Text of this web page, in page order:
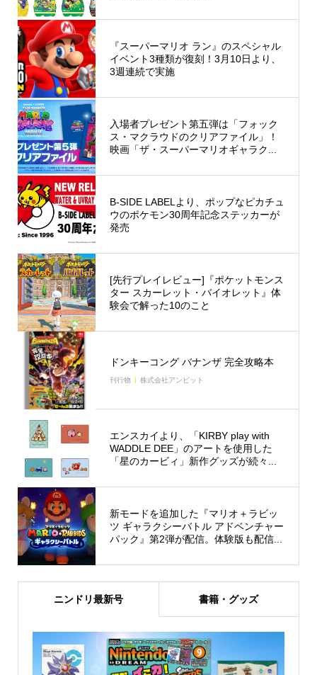
『スーパーマリオ ラン』のスペシャル
イベント3種類が復刻！3月10日より、
3週連続で実施
入場者プレゼント第五弾は「フォック
ス・マクラウドのクリアファイル」！
映画「ザ・スーパーマリオギャラク...
B-SIDE LABELより、ポップなピカチュ
ウのポケモン30周年記念ステッカーが
発売
[先行プレイレビュー]『ポケットモンス
ター スカーレット・バイオレット』体
験会で解った10のこと
ドンキーコング バナンザ 完全攻略本
刊行物 株式会社アンビット
エンスカイより、「KIRBY play with
WADDLE DEE」のアートを使用した
「星のカービィ」新作グッズが続々...
新モードを追加した『マリオ＋ラビッ
ツ ギャラクシーバトル アドベンチャー
パック』第2弾が配信。体験版も配信...
ニンドリ最新号 書籍・グッズ